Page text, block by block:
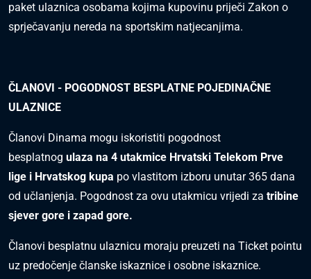
paket ulaznica osobama kojima kupovinu priječi Zakon o
sprječavanju nereda na sportskim natjecanjima.
ČLANOVI - POGODNOST BESPLATNE POJEDINAČNE
ULAZNICE
Članovi Dinama mogu iskoristiti pogodnost
besplatnog ulaza na 4 utakmice Hrvatski Telekom Prve
lige i Hrvatskog kupa po vlastitom izboru unutar 365 dana
od učlanjenja. Pogodnost za ovu utakmicu vrijedi za tribine
sjever gore i zapad gore.
Članovi besplatnu ulaznicu moraju preuzeti na Ticket pointu
uz predočenje članske iskaznice i osobne iskaznice.